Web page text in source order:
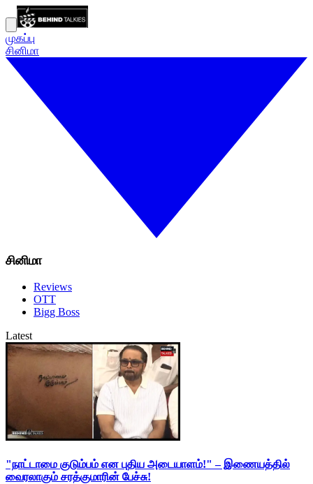
முகப்பு
சினிமா
சினிமா
Reviews
OTT
Bigg Boss
Latest
"நாட்டாமை குடும்பம் என புதிய அடையாளம்!" – இணையத்தில்
வைரலாகும் சரத்குமாரின் பேச்சு!